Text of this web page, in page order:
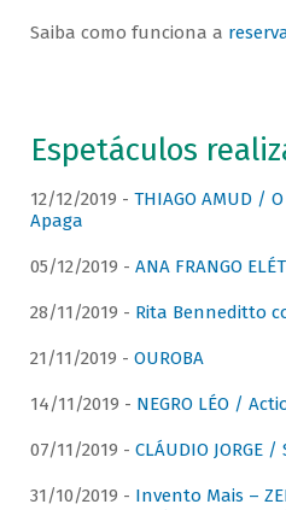
Saiba como funciona a
Espetáculos
12/12/2019 - THIAGO AMUD /
Apaga
05/12/2019 - ANA FRANGO
28/11/2019 - Rita Benneditto
21/11/2019 - OUROBA
14/11/2019 - NEGRO LÉO /
07/11/2019 - CLÁUDIO JORGE
31/10/2019 - Invento Mais –